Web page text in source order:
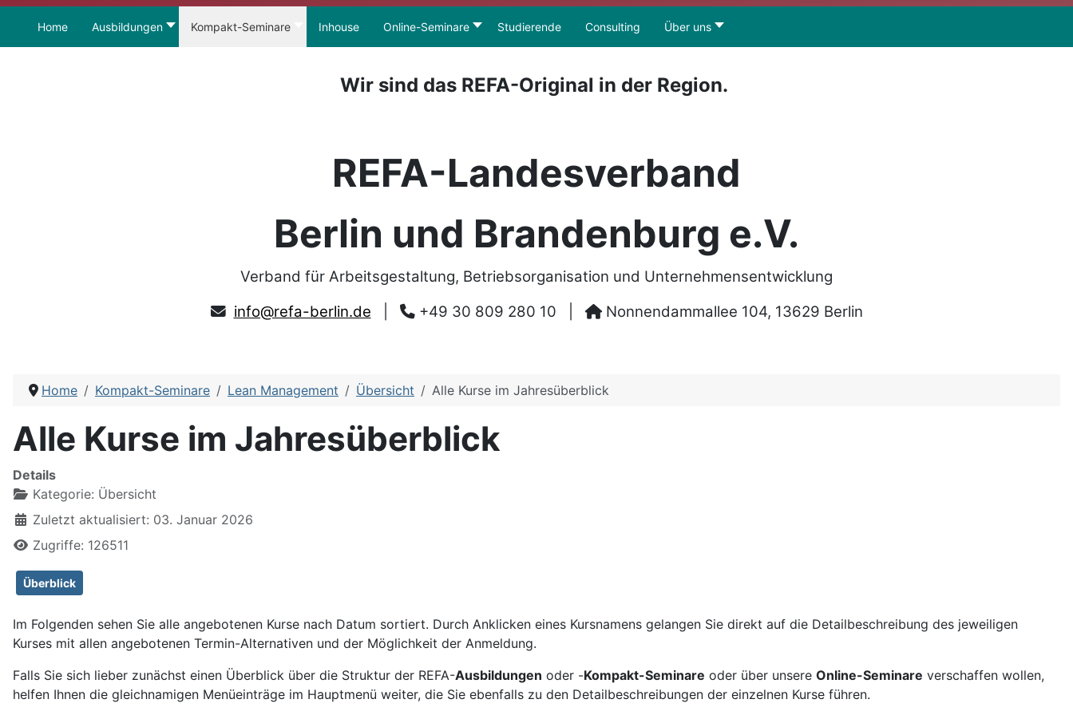
Home Ausbildungen Kompakt-Seminare Inhouse Online-Seminare Studierende Consulting Über uns
Wir sind das REFA-Original in der Region.
REFA-Landesverband
Berlin und Brandenburg e.V.
Verband für Arbeitsgestaltung, Betriebsorganisation und Unternehmensentwicklung
info@refa-berlin.de
+49 30 809 280 10 Nonnendammallee 104, 13629 Berlin
Home Kompakt-Seminare Lean Management Übersicht Alle Kurse im Jahresüberblick
Alle Kurse im Jahresüberblick
Details
Kategorie: Übersicht
Zuletzt aktualisiert: 03. Januar 2026
Zugriffe: 126511
Überblick
Im Folgenden sehen Sie alle angebotenen Kurse nach Datum sortiert. Durch Anklicken eines Kursnamens gelangen Sie direkt auf die Detailbeschreibung des jeweiligen
Kurses mit allen angebotenen Termin-Alternativen und der Möglichkeit der Anmeldung.
Falls Sie sich lieber zunächst einen Überblick über die Struktur der REFA-Ausbildungen oder -Kompakt-Seminare oder über unsere Online-Seminare verschaffen wollen,
helfen Ihnen die gleichnamigen Menüeinträge im Hauptmenü weiter, die Sie ebenfalls zu den Detailbeschreibungen der einzelnen Kurse führen.